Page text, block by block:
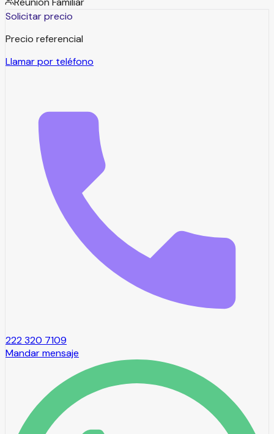
Solicitar precio
Precio referencial
Llamar por teléfono
222 320 7109
Mandar mensaje